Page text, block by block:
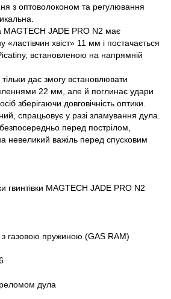
з оптоволоконом та регулювання
MAGTECH JADE PRO N2 має
хвіст» 11 мм і постачається
встановленою на напрямній
дає змогу встановлювати
22 мм, але й поглинає удари
зберігаючи довговічність оптики.
спрацьовує у разі зламування дула.
перед пострілом,
невеликий важіль перед спусковим
гвинтівки MAGTECH JADE PRO N2
з газовою пружиною (GAS RAM)
дула